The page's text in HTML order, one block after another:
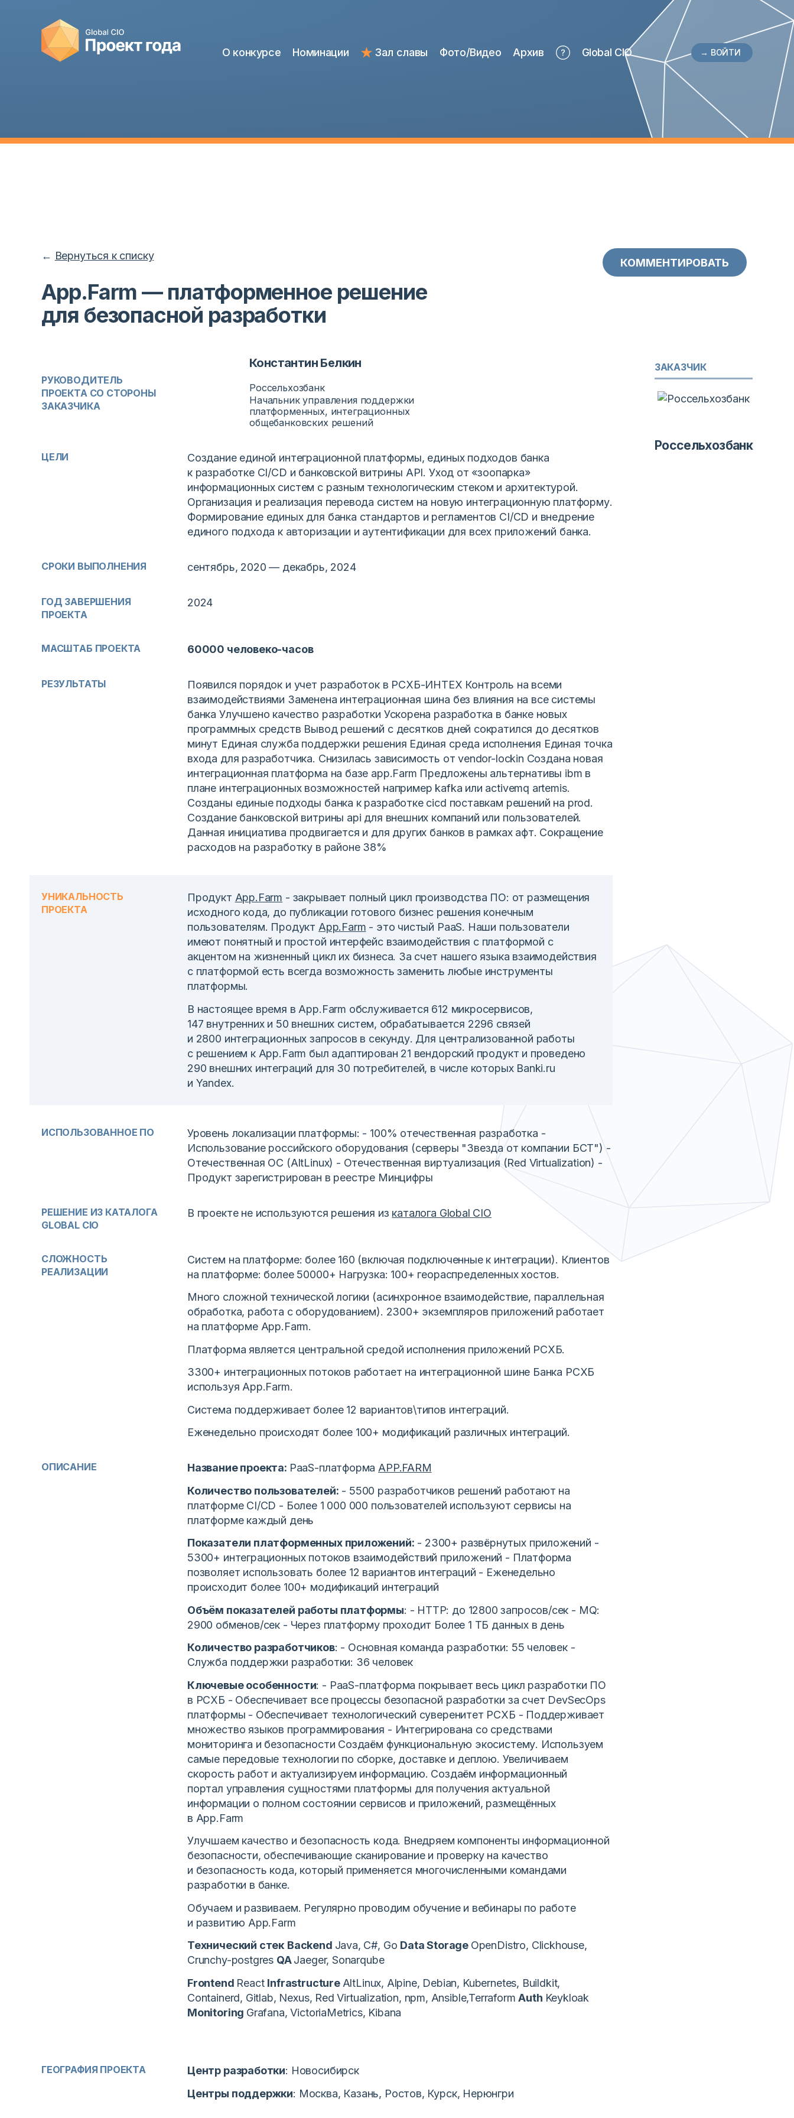
О конкурсе Номинации Зал славы Фото/Видео Архив Global CIO → ВОЙТИ
← Вернуться к списку
App.Farm — платформенное решение
для безопасной разработки
КОММЕНТИРОВАТЬ
РУКОВОДИТЕЛЬ
ПРОЕКТА СО СТОРОНЫ
ЗАКАЗЧИКА
Константин Белкин
Россельхозбанк
Начальник управления поддержки
платформенных, интеграционных
общебанковских решений
ЦЕЛИ
Создание единой интеграционной платформы, единых подходов банка
к разработке CI/CD и банковской витрины API. Уход от «зоопарка»
информационных систем с разным технологическим стеком и архитектурой.
Организация и реализация перевода систем на новую интеграционную платформу.
Формирование единых для банка стандартов и регламентов CI/CD и внедрение
единого подхода к авторизации и аутентификации для всех приложений банка.
СРОКИ ВЫПОЛНЕНИЯ сентябрь, 2020 — декабрь, 2024
ГОД ЗАВЕРШЕНИЯ
ПРОЕКТА
2024
МАСШТАБ ПРОЕКТА 60000 человеко-часов
РЕЗУЛЬТАТЫ
Появился порядок и учет разработок в РСХБ-ИНТЕХ Контроль на всеми
взаимодействиями Заменена интеграционная шина без влияния на все системы
банка Улучшено качество разработки Ускорена разработка в банке новых
программных средств Вывод решений с десятков дней сократился до десятков
минут Единая служба поддержки решения Единая среда исполнения Единая точка
входа для разработчика. Снизилась зависимость от vendor-lockin Создана новая
интеграционная платформа на базе app.Farm Предложены альтернативы ibm в
плане интеграционных возможностей например kafka или activemq artemis.
Созданы единые подходы банка к разработке cicd поставкам решений на prod.
Создание банковской витрины api для внешних компаний или пользователей.
Данная инициатива продвигается и для других банков в рамках афт. Сокращение
расходов на разработку в районе 38%
УНИКАЛЬНОСТЬ
ПРОЕКТА
Продукт App.Farm - закрывает полный цикл производства ПО: от размещения
исходного кода, до публикации готового бизнес решения конечным
пользователям. Продукт App.Farm - это чистый PaaS. Наши пользователи
имеют понятный и простой интерфейс взаимодействия с платформой с
акцентом на жизненный цикл их бизнеса. За счет нашего языка взаимодействия
с платформой есть всегда возможность заменить любые инструменты
платформы.
В настоящее время в App.Farm обслуживается 612 микросервисов,
147 внутренних и 50 внешних систем, обрабатывается 2296 связей
и 2800 интеграционных запросов в секунду. Для централизованной работы
с решением к App.Farm был адаптирован 21 вендорский продукт и проведено
290 внешних интеграций для 30 потребителей, в числе которых Banki.ru
и Yandex.
ИСПОЛЬЗОВАННОЕ ПО
Уровень локализации платформы: - 100% отечественная разработка -
Использование российского оборудования (серверы "Звезда от компании БСТ") -
Отечественная ОС (AltLinux) - Отечественная виртуализация (Red Virtualization) -
Продукт зарегистрирован в реестре Минцифры
РЕШЕНИЕ ИЗ КАТАЛОГА
GLOBAL CIO
В проекте не используются решения из каталога Global CIO
СЛОЖНОСТЬ
РЕАЛИЗАЦИИ
Систем на платформе: более 160 (включая подключенные к интеграции). Клиентов
на платформе: более 50000+ Нагрузка: 100+ геораспределенных хостов.
Много сложной технической логики (асинхронное взаимодействие, параллельная
обработка, работа с оборудованием). 2300+ экземпляров приложений работает
на платформе App.Farm.
Платформа является центральной средой исполнения приложений РСХБ.
3300+ интеграционных потоков работает на интеграционной шине Банка РСХБ
используя App.Farm.
Система поддерживает более 12 вариантов\типов интеграций.
Еженедельно происходят более 100+ модификаций различных интеграций.
ОПИСАНИЕ Название проекта: PaaS-платформа APP.FARM
Количество пользователей: - 5500 разработчиков решений работают на
платформе CI/CD - Более 1 000 000 пользователей используют сервисы на
платформе каждый день
Показатели платформенных приложений: - 2300+ развёрнутых приложений -
5300+ интеграционных потоков взаимодействий приложений - Платформа
позволяет использовать более 12 вариантов интеграций - Еженедельно
происходит более 100+ модификаций интеграций
Объём показателей работы платформы: - HTTP: до 12800 запросов/сек - MQ:
2900 обменов/сек - Через платформу проходит Более 1 ТБ данных в день
Количество разработчиков: - Основная команда разработки: 55 человек -
Служба поддержки разработки: 36 человек
Ключевые особенности: - PaaS-платформа покрывает весь цикл разработки ПО
в РСХБ - Обеспечивает все процессы безопасной разработки за счет DevSecOps
платформы - Обеспечивает технологический суверенитет РСХБ - Поддерживает
множество языков программирования - Интегрирована со средствами
мониторинга и безопасности Создаём функциональную экосистему. Используем
самые передовые технологии по сборке, доставке и деплою. Увеличиваем
скорость работ и актуализируем информацию. Создаём информационный
портал управления сущностями платформы для получения актуальной
информации о полном состоянии сервисов и приложений, размещённых
в App.Farm
Улучшаем качество и безопасность кода. Внедряем компоненты информационной
безопасности, обеспечивающие сканирование и проверку на качество
и безопасность кода, который применяется многочисленными командами
разработки в банке.
Обучаем и развиваем. Регулярно проводим обучение и вебинары по работе
и развитию App.Farm
Технический стек Backend Java, C#, Go Data Storage OpenDistro, Clickhouse,
Crunchy-postgres QAJaeger, Sonarqube
Frontend React Infrastructure AltLinux, Alpine, Debian, Kubernetes, Buildkit,
Containerd, Gitlab, Nexus, Red Virtualization, npm, Ansible,TerraformAuth Keykloak
Monitoring Grafana, VictoriaMetrics, Kibana
ГЕОГРАФИЯ ПРОЕКТА Центр разработки: Новосибирск
Центры поддержки: Москва, Казань, Ростов, Курск, Нерюнгри
ЗАКАЗЧИК
Россельхозбанк